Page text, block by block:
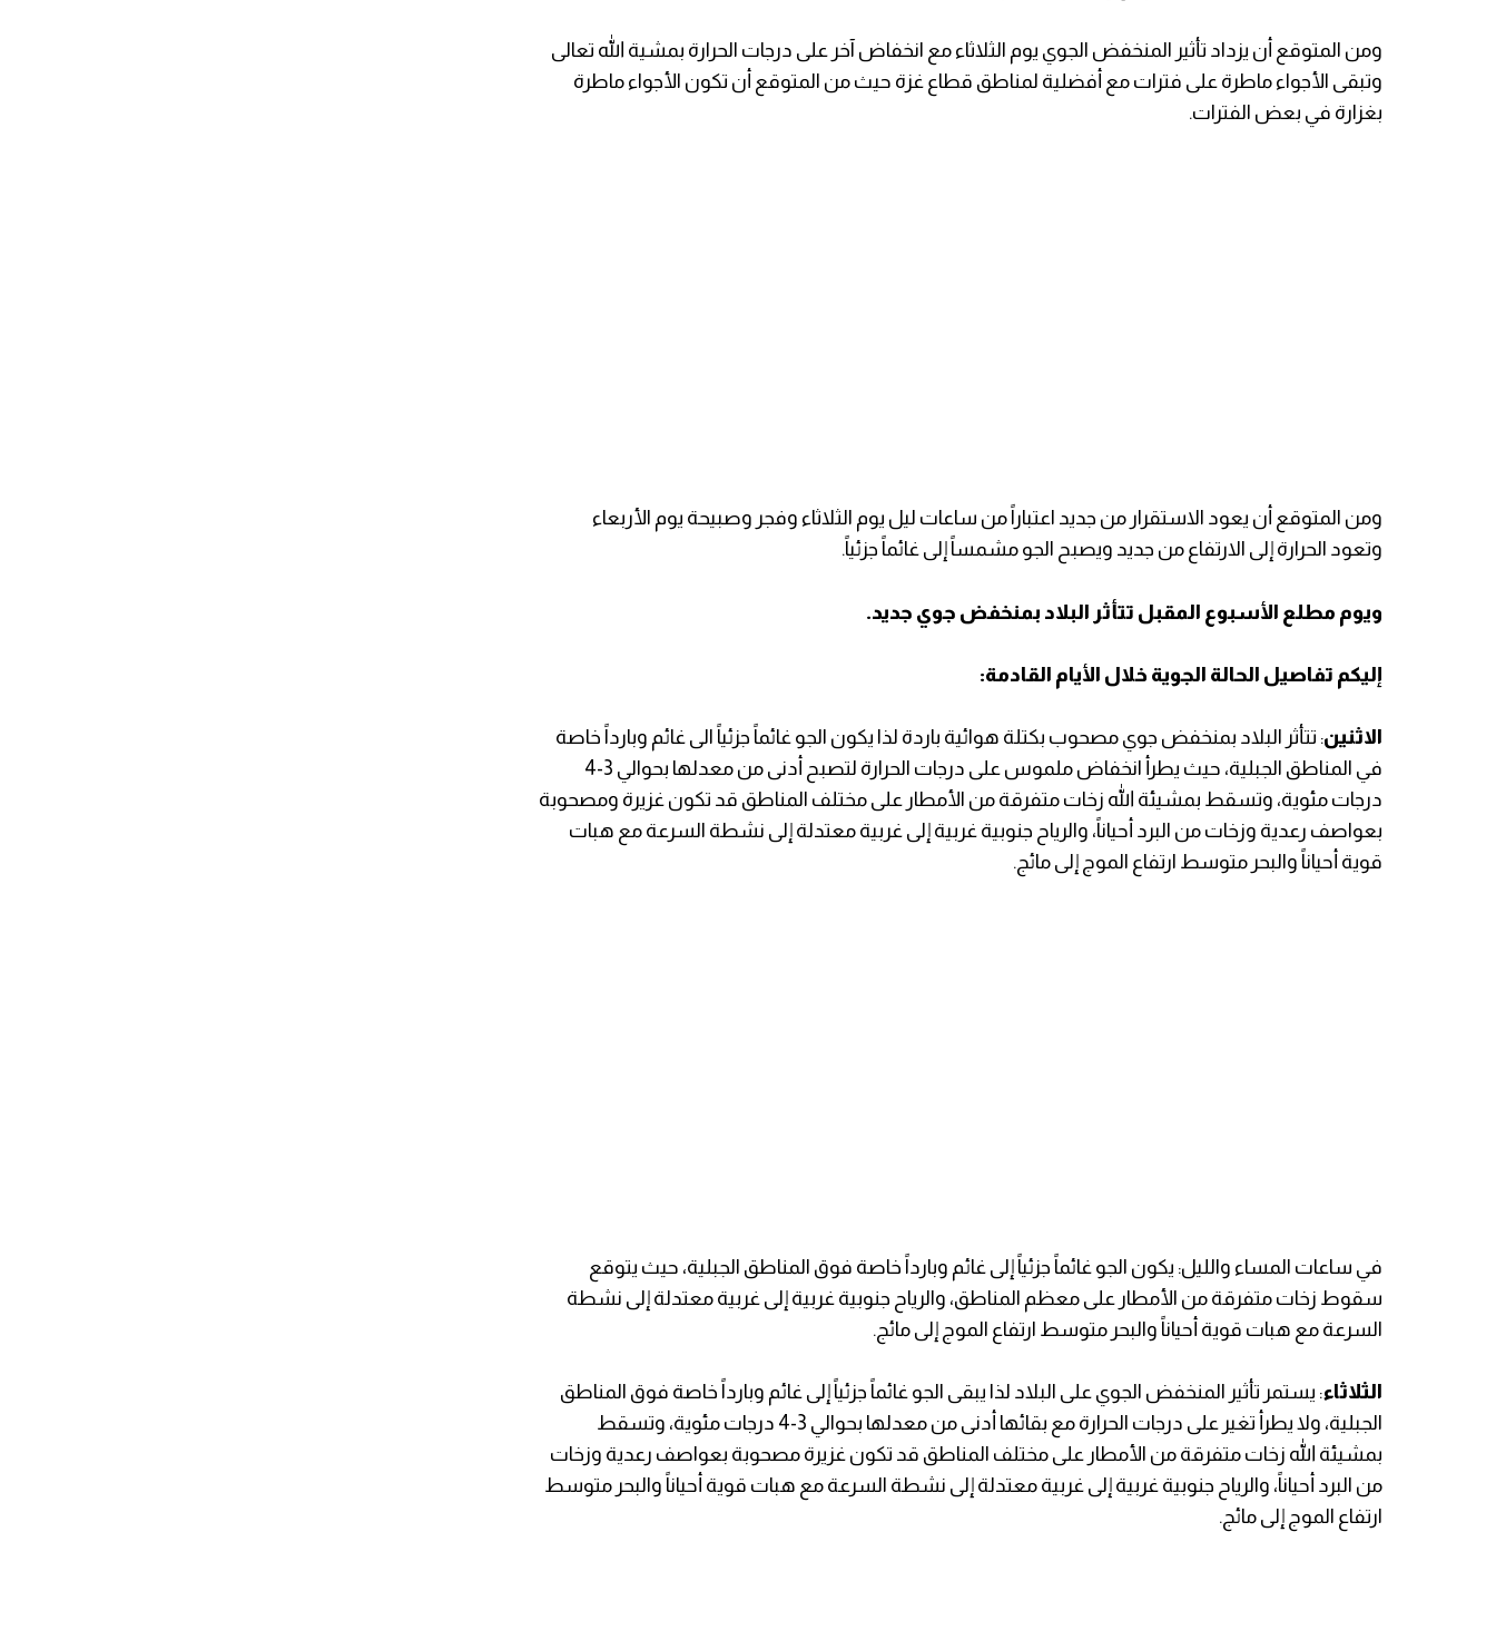
ومن المتوقع أن يزداد تأثير المنخفض الجوي يوم الثلاثاء مع انخفاض آخر على درجات الحرارة بمشية الله تعالى
وتبقى الأجواء ماطرة على فترات مع أفضلية لمناطق قطاع غزة حيث من المتوقع أن تكون الأجواء ماطرة
بغزارة في بعض الفترات.
ومن المتوقع أن يعود الاستقرار من جديد اعتباراً من ساعات ليل يوم الثلاثاء وفجر وصبيحة يوم الأربعاء
وتعود الحرارة إلى الارتفاع من جديد ويصبح الجو مشمساً إلى غائماً جزئياً.
ويوم مطلع الأسبوع المقبل تتأثر البلاد بمنخفض جوي جديد.
إليكم تفاصيل الحالة الجوية خلال الأيام القادمة:
الاثنين: تتأثر البلاد بمنخفض جوي مصحوب بكتلة هوائية باردة لذا يكون الجو غائماً جزئياً الى غائم وبارداً خاصة
في المناطق الجبلية، حيث يطرأ انخفاض ملموس على درجات الحرارة لتصبح أدنى من معدلها بحوالي 3-4
درجات مئوية، وتسقط بمشيئة الله زخات متفرقة من الأمطار على مختلف المناطق قد تكون غزيرة ومصحوبة
بعواصف رعدية وزخات من البرد أحياناً، والرياح جنوبية غربية إلى غربية معتدلة إلى نشطة السرعة مع هبات
قوية أحياناً والبحر متوسط ارتفاع الموج إلى مائج.
في ساعات المساء والليل: يكون الجو غائماً جزئياً إلى غائم وبارداً خاصة فوق المناطق الجبلية، حيث يتوقع
سقوط زخات متفرقة من الأمطار على معظم المناطق، والرياح جنوبية غربية إلى غربية معتدلة إلى نشطة
السرعة مع هبات قوية أحياناً والبحر متوسط ارتفاع الموج إلى مائج.
الثلاثاء: يستمر تأثير المنخفض الجوي على البلاد لذا يبقى الجو غائماً جزئياً إلى غائم وبارداً خاصة فوق المناطق
الجبلية، ولا يطرأ تغير على درجات الحرارة مع بقائها أدنى من معدلها بحوالي 3-4 درجات مئوية، وتسقط
بمشيئة الله زخات متفرقة من الأمطار على مختلف المناطق قد تكون غزيرة مصحوبة بعواصف رعدية وزخات
من البرد أحياناً، والرياح جنوبية غربية إلى غربية معتدلة إلى نشطة السرعة مع هبات قوية أحياناً والبحر متوسط
ارتفاع الموج إلى مائج.